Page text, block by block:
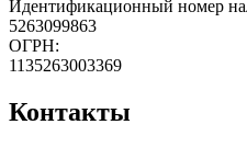
Идентификационный номер
5263099863
ОГРН:
1135263003369
Контакты